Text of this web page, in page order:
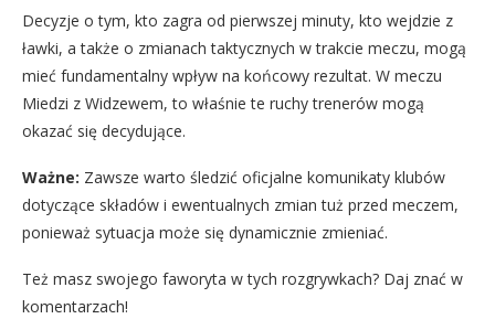
Decyzje o tym, kto zagra od pierwszej minuty, kto wejdzie z
ławki, a także o zmianach taktycznych w trakcie meczu, mogą
mieć fundamentalny wpływ na końcowy rezultat. W meczu
Miedzi z Widzewem, to właśnie te ruchy trenerów mogą
okazać się decydujące.
Ważne: Zawsze warto śledzić oficjalne komunikaty klubów
dotyczące składów i ewentualnych zmian tuż przed meczem,
ponieważ sytuacja może się dynamicznie zmieniać.
Też masz swojego faworyta w tych rozgrywkach? Daj znać w
komentarzach!